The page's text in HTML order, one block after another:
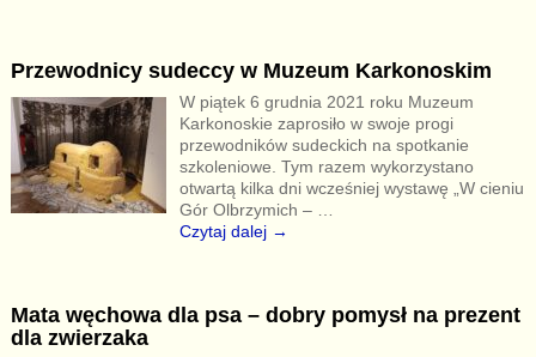
Przewodnicy sudeccy w Muzeum Karkonoskim
W piątek 6 grudnia 2021 roku Muzeum
Karkonoskie zaprosiło w swoje progi
przewodników sudeckich na spotkanie
szkoleniowe. Tym razem wykorzystano
otwartą kilka dni wcześniej wystawę „W cieniu
Gór Olbrzymich – …
Czytaj dalej →
Mata węchowa dla psa – dobry pomysł na prezent
dla zwierzaka